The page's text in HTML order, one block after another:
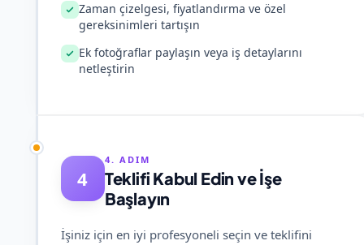
Zaman çizelgesi, fiyatlandırma ve özel
gereksinimleri tartışın
Ek fotoğraflar paylaşın veya iş detaylarını
netleştirin
4
4. ADIM
Teklifi Kabul Edin ve İşe
Başlayın
İşiniz için en iyi profesyoneli seçin ve teklifini